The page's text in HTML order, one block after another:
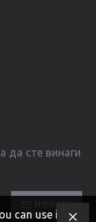
да сте винаги
ИЗПРАТИ
can use it